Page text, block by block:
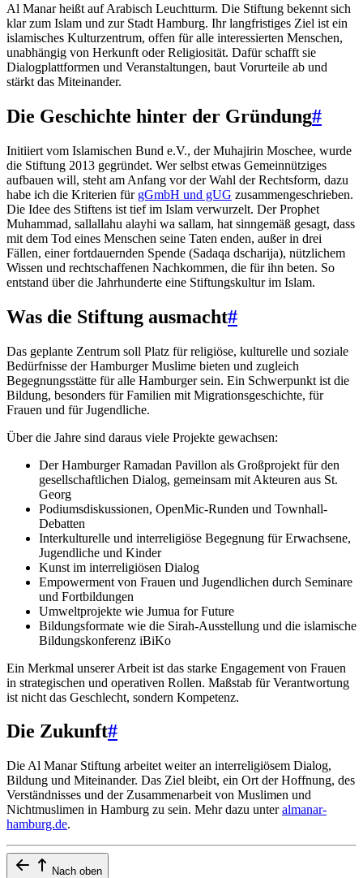
Al Manar heißt auf Arabisch Leuchtturm. Die Stiftung bekennt sich
klar zum Islam und zur Stadt Hamburg. Ihr langfristiges Ziel ist ein
islamisches Kulturzentrum, offen für alle interessierten Menschen,
unabhängig von Herkunft oder Religiosität. Dafür schafft sie
Dialogplattformen und Veranstaltungen, baut Vorurteile ab und
stärkt das Miteinander.
Die Geschichte hinter der Gründung#
Initiiert vom Islamischen Bund e.V., der Muhajirin Moschee, wurde
die Stiftung 2013 gegründet. Wer selbst etwas Gemeinnütziges
aufbauen will, steht am Anfang vor der Wahl der Rechtsform, dazu
habe ich die Kriterien für gGmbH und gUG zusammengeschrieben.
Die Idee des Stiftens ist tief im Islam verwurzelt. Der Prophet
Muhammad, sallallahu alayhi wa sallam, hat sinngemäß gesagt, dass
mit dem Tod eines Menschen seine Taten enden, außer in drei
Fällen, einer fortdauernden Spende (Sadaqa dscharija), nützlichem
Wissen und rechtschaffenen Nachkommen, die für ihn beten. So
entstand über die Jahrhunderte eine Stiftungskultur im Islam.
Was die Stiftung ausmacht#
Das geplante Zentrum soll Platz für religiöse, kulturelle und soziale
Bedürfnisse der Hamburger Muslime bieten und zugleich
Begegnungsstätte für alle Hamburger sein. Ein Schwerpunkt ist die
Bildung, besonders für Familien mit Migrationsgeschichte, für
Frauen und für Jugendliche.
Über die Jahre sind daraus viele Projekte gewachsen:
Der Hamburger Ramadan Pavillon als Großprojekt für den
gesellschaftlichen Dialog, gemeinsam mit Akteuren aus St.
Georg
Podiumsdiskussionen, OpenMic-Runden und Townhall-
Debatten
Interkulturelle und interreligiöse Begegnung für Erwachsene,
Jugendliche und Kinder
Kunst im interreligiösen Dialog
Empowerment von Frauen und Jugendlichen durch Seminare
und Fortbildungen
Umweltprojekte wie Jumua for Future
Bildungsformate wie die Sirah-Ausstellung und die islamische
Bildungskonferenz iBiKo
Ein Merkmal unserer Arbeit ist das starke Engagement von Frauen
in strategischen und operativen Rollen. Maßstab für Verantwortung
ist nicht das Geschlecht, sondern Kompetenz.
Die Zukunft#
Die Al Manar Stiftung arbeitet weiter an interreligiösem Dialog,
Bildung und Miteinander. Das Ziel bleibt, ein Ort der Hoffnung, des
Verständnisses und der Zusammenarbeit von Muslimen und
Nichtmuslimen in Hamburg zu sein. Mehr dazu unteralmanar-
hamburg.de.
Nach oben